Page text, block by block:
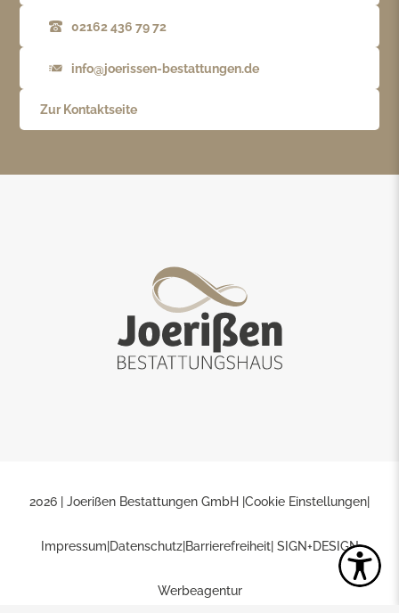
02162 436 79 72
info@joerissen-bestattungen.de
Zur Kontaktseite
2026 | Joerißen Bestattungen GmbH |Cookie Einstellungen|
Impressum|Datenschutz|Barrierefreiheit| SIGN+DESIGN
Werbeagentur